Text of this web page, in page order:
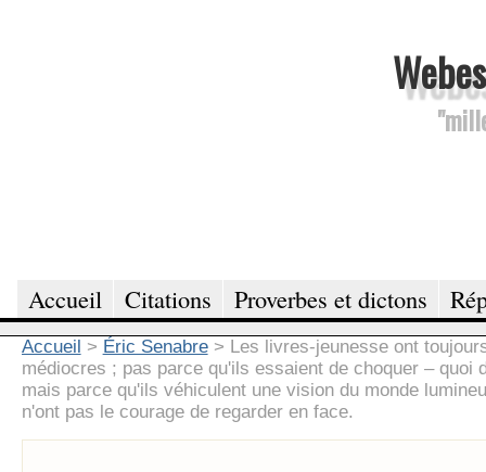
Accueil Citations Proverbes et dictons
Accueil > Éric Senabre > Les livres-jeunesse ont
médiocres ; pas parce qu'ils essaient de choquer – quoi
mais parce qu'ils véhiculent une vision du monde
n'ont pas le courage de regarder en face.